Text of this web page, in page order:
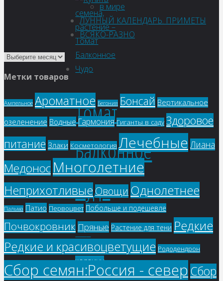
Томат
Балконное
Чудо
59₽
В
корзину
в мире
ЛУННЫЙ КАЛЕНДАРЬ. ПРИМЕТЫ
ВСЯКО-РАЗНО
Метки товаров
Ампельное Ароматное Бегония Бонсай Вертикальное
озеленение Водные Гармония Гиганты в саду Здоровое
питание Злаки Косметология Лечебные Лиана
МедоносМноголетние
Неприхотливые Овощи Однолетнее
Пальма Патио Первоцвет Побольше и подешевле
Почвокровник Пряные Растение для тени Редкие
Редкие и красивоцветущие Рододендрон
Сбор семян:Россия - северСбор